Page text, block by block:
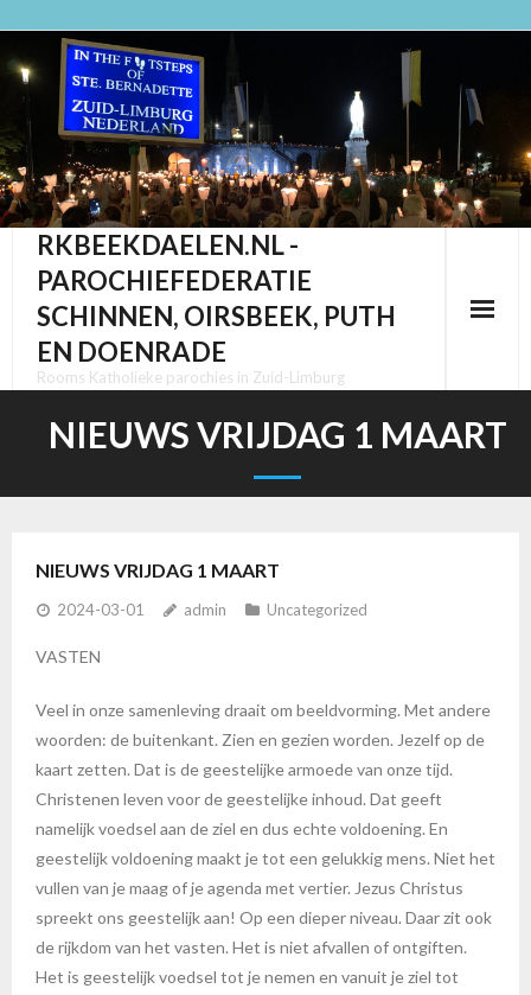
naar
inhoud
RKBEEKDAELEN.NL -
PAROCHIEFEDERATIE
SCHINNEN, OIRSBEEK, PUTH
EN DOENRADE
Rooms Katholieke parochies in Zuid-Limburg
NIEUWS VRIJDAG 1 MAART
NIEUWS VRIJDAG 1 MAART
2024-03-01 admin Uncategorized
VASTEN
Veel in onze samenleving draait om beeldvorming. Met andere
woorden: de buitenkant. Zien en gezien worden. Jezelf op de
kaart zetten. Dat is de geestelijke armoede van onze tijd.
Christenen leven voor de geestelijke inhoud. Dat geeft
namelijk voedsel aan de ziel en dus echte voldoening. En
geestelijk voldoening maakt je tot een gelukkig mens. Niet het
vullen van je maag of je agenda met vertier. Jezus Christus
spreekt ons geestelijk aan! Op een dieper niveau. Daar zit ook
de rijkdom van het vasten. Het is niet afvallen of ontgiften.
Het is geestelijk voedsel tot je nemen en vanuit je ziel tot